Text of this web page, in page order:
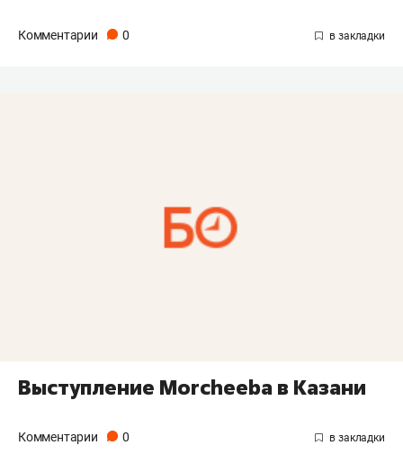
Комментарии 0
Выступление Morcheeba в Казани
Комментарии 0